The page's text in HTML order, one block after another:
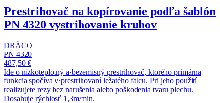
Prestrihovač na kopírovanie podľa šablón
PN 4320 vystrihovanie kruhov
DRÄCO
PN 4320
487,50 €
Ide o nízkoteplotný a·bezemisný prestrihovač, ktorého primárna
funkcia spočíva v·prestrihovaní ležatého falcu. Pri jeho použití
realizujete rezy bez narušenia alebo poškodenia tvaru plechu.
Dosahuje rýchlosť 1,3m/min.